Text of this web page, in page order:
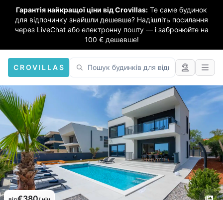
Гарантія найкращої ціни від Crovillas: Те саме будинок
для відпочинку знайшли дешевше? Надішліть посилання
через LiveChat або електронну пошту — і забронюйте на
100 € дешевше!
CROVILLAS